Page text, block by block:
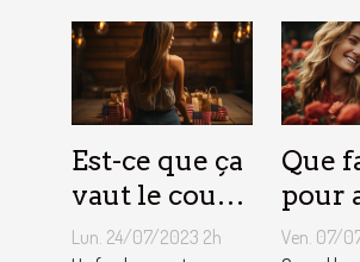
Est-ce que ça
vaut le coup
de devenir
Lun. 24/07/2023 2h
Que
pour
Ven. 07/